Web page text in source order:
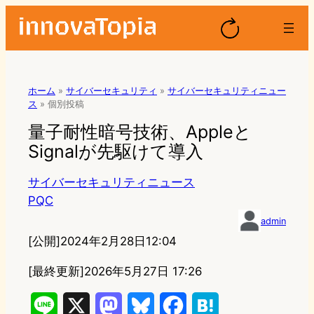
ホーム » サイバーセキュリティ » サイバーセキュリティニュー
ス » 個別投稿
量子耐性暗号技術、Appleと
Signalが先駆けて導入
サイバーセキュリティニュース
PQC
admin
[公開]2024年2月28日12:04
[最終更新]2026年5月27日 17:26